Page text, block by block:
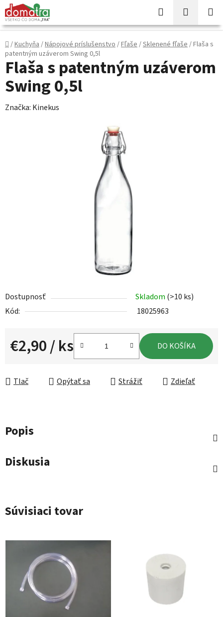
Prejsť
na
obsah
Hľadať
KOŠÍK
Domov
/Kuchyňa/Nápojové príslušenstvo/Fľaše/Sklenené fľaše/Flaša s
patentným uzáverom Swing 0,5l
Dostupnosť Skladom (>10 ks)
Kód:
18025963
€2,90/ ks DO KOŠÍKA
Tlač Opýtať sa Strážiť Zdieľať
Flaša s patentným uzáverom
Swing 0,5l
Značka: Kinekus
Popis
Diskusia
Súvisiaci tovar